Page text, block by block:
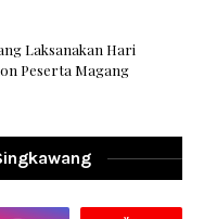
Laksanakan Hari
Peserta Magang